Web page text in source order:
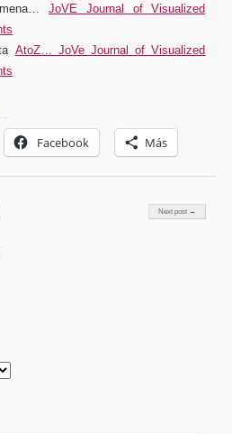
JoVE Journal of Visualized
AtoZ… JoVe Journal of Visualized
Facebook Más
Next post →